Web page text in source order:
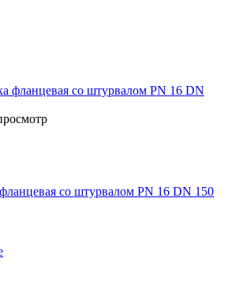
со штурвалом PN 16 DN 150